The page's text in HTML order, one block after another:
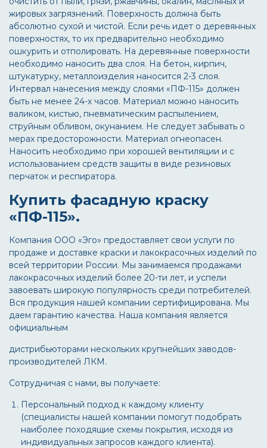
жировых загрязнений. Поверхность должна быть
абсолютно сухой и чистой. Если речь идет о деревянных
поверхностях, то их предварительно необходимо
ошкурить и отполировать. На деревянные поверхности
необходимо наносить два слоя. На бетон, кирпич,
штукатурку, металлоизделия наносится 2-3 слоя.
Интервал нанесения между слоями «ПФ-115» должен
быть не менее 24-х часов. Материал можно наносить
валиком, кистью, пневматическим распылением,
струйным обливом, окунанием. Не следует забывать о
мерах предосторожности. Материал огнеопасен.
Наносить необходимо при хорошей вентиляции и с
использованием средств защиты в виде резиновых
перчаток и респиратора.
Купить фасадную краску
«ПФ-115».
Компания ООО «Эго» предоставляет свои услуги по
продаже и доставке краски и лакокрасочных изделий по
всей территории России. Мы занимаемся продажами
лакокрасочных изделий более 20-ти лет, и успели
завоевать широкую популярность среди потребителей.
Вся продукция нашей компании сертифицирована. Мы
даем гарантию качества. Наша компания является
официальным
дистрибьюторами нескольких крупнейших заводов-
производителей ЛКМ.
Сотрудничая с нами, вы получаете:
Персональный подход к каждому клиенту
(специалисты нашей компании помогут подобрать
наиболее походящие схемы покрытия, исходя из
индивидуальных запросов каждого клиента).